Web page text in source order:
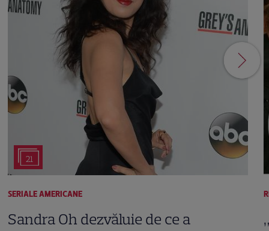
21
SERIALE AMERICANE
Sandra Oh dezvăluie de ce a